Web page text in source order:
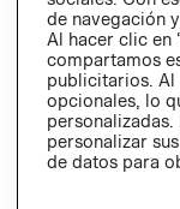
Ecuador ($)
CAMBIAR REGIÓN
de navegación
Al hacer clic en
compartamos
publicitarios. Al
opcionales, lo
personalizar
de datos para